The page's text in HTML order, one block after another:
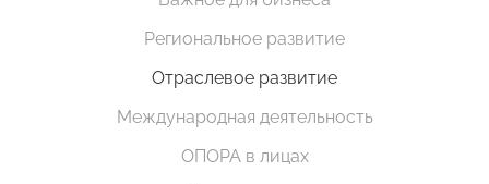
Региональное развитие
Отраслевое развитие
Международная деятельность
ОПОРА в лицах